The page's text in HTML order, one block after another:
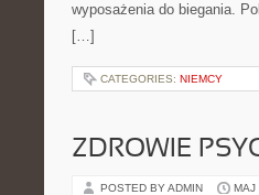
wyposażenia do biegania.
[…]
CATEGORIES: NIEMCY
ZDROWIE
POSTED BY ADMIN MAJ